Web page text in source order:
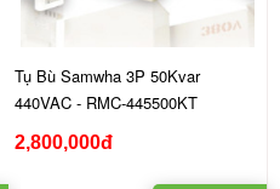
Tụ Bù Samwha 3P 50Kvar
440VAC - RMC-445500KT
2,800,000đ